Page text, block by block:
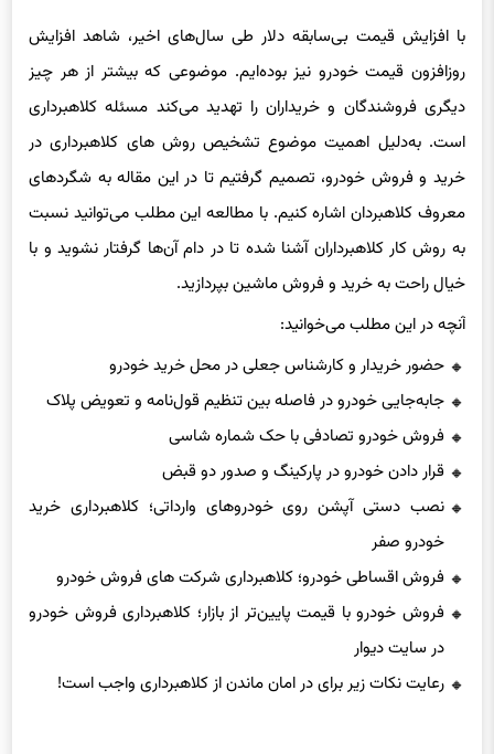
با افزایش قیمت بی‌سابقه دلار طی سال‌های اخیر، شاهد افزایش
روزافزون قیمت خودرو نیز بوده‌ایم. موضوعی که بیشتر از هر چیز
دیگری فروشندگان و خریداران را تهدید می‌کند مسئله کلاهبرداری
است. به‌دلیل اهمیت موضوع تشخیص روش های کلاهبرداری در
خرید و فروش خودرو، تصمیم گرفتیم تا در این مقاله به شگردهای
معروف کلاهبردان اشاره کنیم. با مطالعه این مطلب می‌توانید نسبت
به روش کار کلاهبرداران آشنا شده تا در دام آن‌ها گرفتار نشوید و با
خیال راحت به خرید و فروش ماشین بپردازید.
آنچه در این مطلب می‌خوانید:
حضور خریدار و کارشناس جعلی در محل خرید خودرو
جابه‌جایی خودرو در فاصله بین تنظیم قول‌نامه و تعویض پلاک
فروش خودرو تصادفی با حک شماره شاسی
قرار دادن خودرو در پارکینگ و صدور دو قبض
نصب دستی آپشن روی خودروهای وارداتی؛ کلاهبرداری خرید
خودرو صفر
فروش اقساطی خودرو؛ کلاهبرداری شرکت های فروش خودرو
فروش خودرو با قیمت پایین‌تر از بازار؛ کلاهبرداری فروش خودرو
در سایت دیوار
رعایت نکات زیر برای در امان ماندن از کلاهبرداری واجب است!